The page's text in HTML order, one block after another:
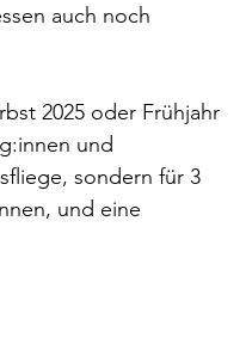
auch noch
2025 oder Frühjahr
und
sondern für 3
und eine